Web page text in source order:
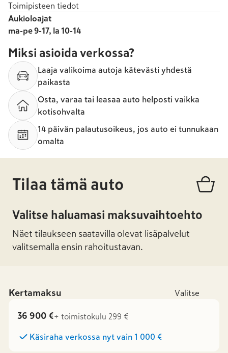
Toimipisteen tiedot
Aukioloajat
ma-pe 9-17, la 10-14
Miksi asioida verkossa?
Laaja valikoima autoja kätevästi yhdestä
paikasta
Osta, varaa tai leasaa auto helposti vaikka
kotisohvalta
14 päivän palautusoikeus, jos auto ei tunnukaan
omalta
Tilaa tämä auto
Valitse haluamasi maksuvaihtoehto
Näet tilaukseen saatavilla olevat lisäpalvelut
valitsemalla ensin rahoitustavan.
Kertamaksu Valitse
36 900 €+ toimistokulu 299 €
Käsiraha verkossa nyt vain 1 000 €